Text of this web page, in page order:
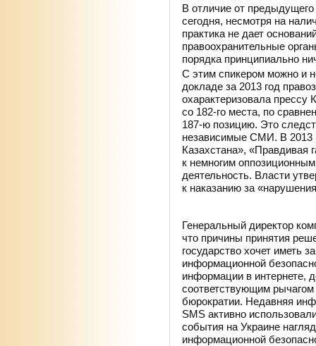
В отличие от
сегодня, несмотря на
практика не дает
правоохранительные
порядка принципиально
С этим спикером можно и
докладе за 2013 год
охарактеризовала прессу
со 182-го места, по
187-ю позицию. Это
независимые СМИ. В 2013
Казахстана», «Правдивая
к немногим
деятельность. Власти
к наказанию за
Генеральный директор
что причины принятия
государство хочет иметь
информационной
информации в интернете,
соответствующим
бюрократии. Недавняя
SMS активно
события на Украине
информационной